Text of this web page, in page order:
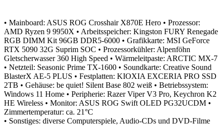
• Mainboard: ASUS ROG Crosshair X870E Hero • Prozessor:
AMD Ryzen 9 9950X • Arbeitsspeicher: Kingston FURY Renegade
RGB DIMM Kit 96GB DDR5-6000 • Grafikkarte: MSI GeForce
RTX 5090 32G Suprim SOC • Prozessorkühler: Alpenföhn
Gletscherwasser 360 High Speed • Wärmeleitpaste: ARCTIC MX-7
• Netzteil: Seasonic Prime TX-1600 • Soundkarte: Creative Sound
BlasterX AE-5 PLUS • Festplatten: KIOXIA EXCERIA PRO SSD
2TB • Gehäuse: be quiet! Silent Base 802 weiß • Betriebssystem:
Windows 11 Home • Peripherie: Razer Viper V3 Pro, Keychron K2
HE Wireless • Monitor: ASUS ROG Swift OLED PG32UCDM •
Zimmertemperatur: ca. 21°C
• Sonstiges: diverse Computerspiele, Audio-CDs und DVD-Filme